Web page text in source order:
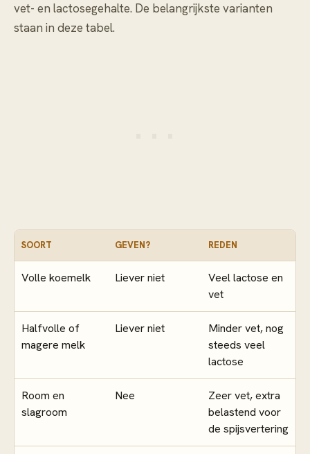
vet- en lactosegehalte. De belangrijkste varianten
staan in deze tabel.
SOORT GEVEN? REDEN
Volle koemelk Liever niet
Veel lactose en
vet
Halfvolle of
magere melk
Liever niet
Minder vet, nog
steeds veel
lactose
Room en
slagroom
Nee
Zeer vet, extra
belastend voor
de spijsvertering